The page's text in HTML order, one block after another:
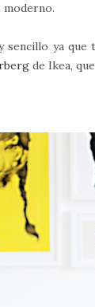
sencillo ya que
de Ikea,